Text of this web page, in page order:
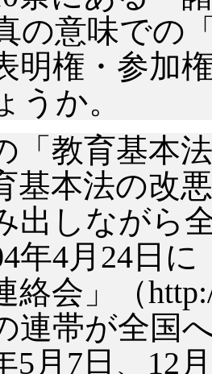
の意味での
明権・参加
うか。
「教育基本
基本法の改
出しながら
年4月24日
絡会」（
連帯が全国
5月7日、12